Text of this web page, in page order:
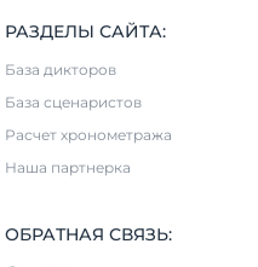
РАЗДЕЛЫ САЙТА:
База дикторов
База сценаристов
Расчет хронометража
Наша партнерка
ОБРАТНАЯ СВЯЗЬ: